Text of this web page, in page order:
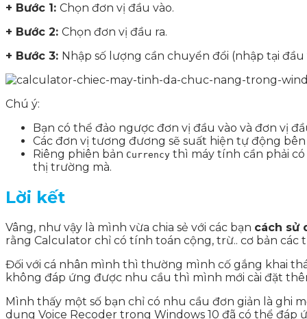
+ Bước 1: Chọn đơn vị đầu vào.
+ Bước 2: Chọn đơn vị đầu ra.
+ Bước 3: Nhập số lượng cần chuyển đổi (nhập tại đầu
Chú ý:
Bạn có thể đảo ngược đơn vị đầu vào và đơn vị
Các đơn vị tương đương sẽ suất hiện tự động
Riêng phiên bản Currency thì máy tính cần phải
thị trường mà.
Lời kết
Vâng, như vậy là mình vừa chia sẻ với các bạn cách sử
rằng Calculator chỉ có tính toán cộng, trừ.. cơ bản
Đối với cá nhân mình thì thường mình cố gắng khai
không đáp ứng được nhu cầu thì mình mới cài đặt
Mình thấy một số bạn chỉ có nhu cầu đơn giản là ghi
dụng Voice Recoder trong Windows 10 đã có thể